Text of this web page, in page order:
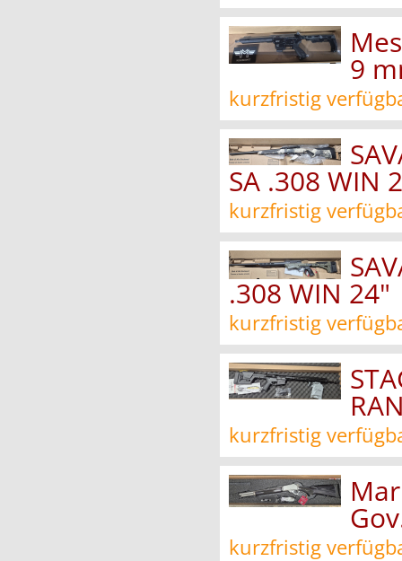
9
kurzfristig
SA .308 WIN
kurzfristig
.308 WIN 24"
kurzfristig
kurzfristig
kurzfristig